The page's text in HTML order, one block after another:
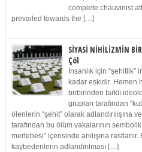
complete chauvinist
prevailed towards the […]
SİYASİ NİHİLİZMİN
Çöl
İnsanlık için “şehitlik”
kadar eskidir. Hemen
birbirinden farklı
grupları tarafından
ölenlerin “şehit” olarak adlandırılışına
tarafından bu ölüm vakalarının
mertebesi” içerisinde anılışına
kaybedenlerin adlandırılması […]